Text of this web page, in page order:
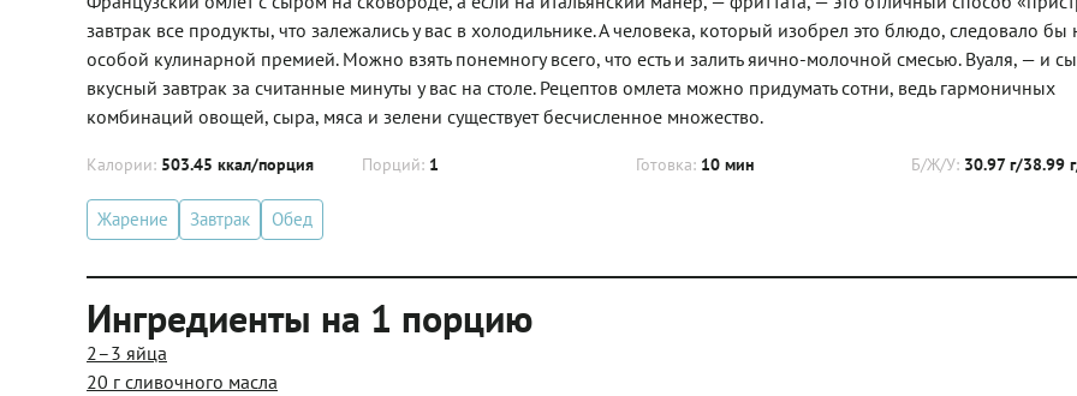
завтрак все продукты, что залежались у вас в холодильнике. А человека, который изобрел это блюдо, следовало бы
особой кулинарной премией. Можно взять понемногу всего, что есть и залить яично-молочной смесью. Вуаля, — и
вкусный завтрак за считанные минуты у вас на столе. Рецептов омлета можно придумать сотни, ведь гармоничных
комбинаций овощей, сыра, мяса и зелени существует бесчисленное множество.
Калории: 503.45 ккал/порция Порций: 1 Готовка: 10 мин Б/Ж/У: 30.97 г/38.99
Жарение Завтрак Обед
Ингредиенты на 1 порцию
2–3 яйца
20 г сливочного масла